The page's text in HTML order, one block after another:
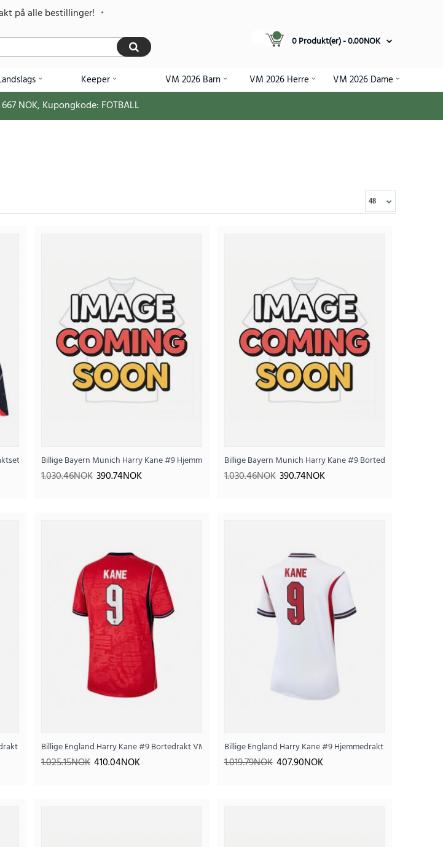
på alle bestillinger!
0 Produkt(er) - 0.00NOK
Keeper VM 2026 Barn VM 2026 Herre VM 2026 Dame
667 NOK, Kupongkode: FOTBALL
..
Harry Kane #9 Hjemmedraktsett Barn 2026-27 Kortermet (+ Korte bukser)
Barn VM 2026 Kortermet (+ Korte bukser)
Billige Bayern Munich Harry Kane #9 Hjemmedraktsett Barn 2026-27 Kortermet (+ Korte bukser)
1.030.46NOK 390.74NOK
Billige Bayern Munich Harry Kane #9 Bortedraktsett Barn
1.030.46NOK 390.74NOK
VM 2026 Kortermet
Billige England Harry Kane #9 Bortedrakt VM 2026 Kortermet
1.025.15NOK 410.04NOK
Billige England Harry Kane #9 Hjemmedrakt Dame VM
1.019.79NOK 407.90NOK